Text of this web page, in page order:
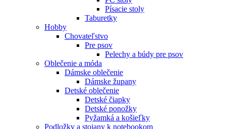
Písacie stoly
Taburetky
Hobby
Chovateľstvo
Pre psov
Pelechy a búdy pre psov
Oblečenie a móda
Dámske oblečenie
Dámske župany
Detské oblečenie
Detské čiapky
Detské ponožky
Pyžamká a košieľky
Podložky a stojany k notebookom